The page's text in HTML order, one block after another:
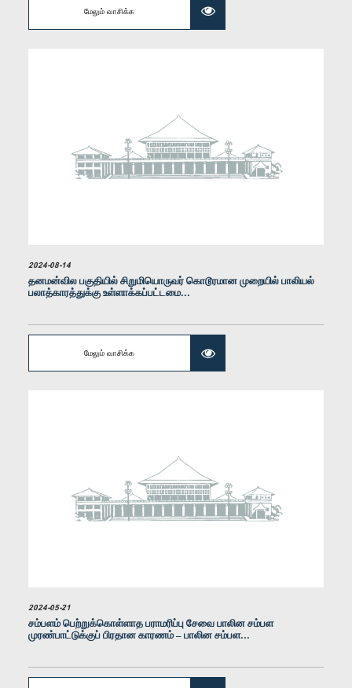
கௌரவ (திருமதி) ராஜிகா விக்கிரமசிங்ஹ, பா.உ.
உறுப்பினர்
கௌரவ (திருமதி) மஞ்சுலா திசாநாயக, பா.உ.
மேலும் வாசிக்க
2024-08-14
தனமன்வில பகுதியில் சிறுமியொருவர் கொடூரமான முறையில் பாலியல்
பலாத்காரத்துக்கு உள்ளாக்கப்பட்டமை...
மேலும் வாசிக்க
2024-05-21
சம்பளம் பெற்றுக்கொள்ளாத பராமரிப்பு சேவை பாலின சம்பள
முரண்பாட்டுக்குப் பிரதான காரணம் – பாலின சம்பள...